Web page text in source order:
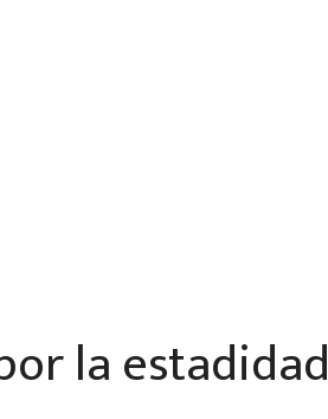
la estadidad